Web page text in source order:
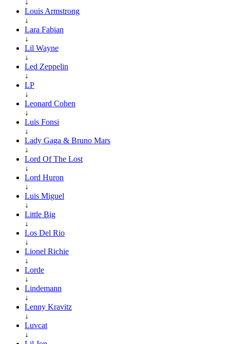
Louis Armstrong
↓
Lara Fabian
↓
Lil Wayne
↓
Led Zeppelin
↓
LP
↓
Leonard Cohen
↓
Luis Fonsi
↓
Lady Gaga & Bruno Mars
↓
Lord Of The Lost
↓
Lord Huron
↓
Luis Miguel
↓
Little Big
↓
Los Del Rio
↓
Lionel Richie
↓
Lorde
↓
Lindemann
↓
Lenny Kravitz
↓
Luvcat
↓